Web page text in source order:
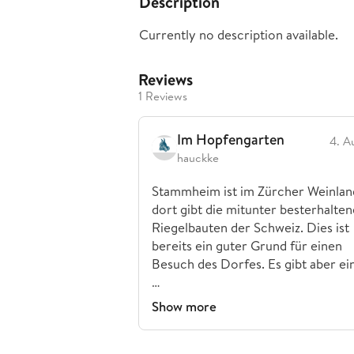
Currently no description available.
Reviews
1 Reviews
Im Hopfengarten
hauckke
4.
Stammheim ist im Zürcher
dort gibt die mitunter
Riegelbauten der Schweiz. Dies ist
bereits ein guter Grund für einen
Besuch des Dorfes. Es gibt aber
…
Show more